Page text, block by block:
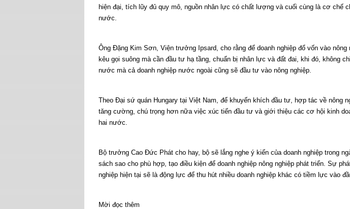
hiện đại, tích lũy đủ quy mô, nguồn nhân lực có chất lượng và cuối cùng là cơ chế
nước.
Ông Đặng Kim Sơn, Viện trưởng Ipsard, cho rằng để doanh nghiệp đổ vốn vào nông
kêu gọi suông mà cần đầu tư hạ tầng, chuẩn bị nhân lực và đất đai, khi đó, không
nước mà cả doanh nghiệp nước ngoài cũng sẽ đầu tư vào nông nghiệp.
Theo Đại sứ quán Hungary tại Việt Nam, để khuyến khích đầu tư, hợp tác về nông
tăng cường, chú trọng hơn nữa việc xúc tiến đầu tư và giới thiệu các cơ hội kinh
hai nước.
Bộ trưởng Cao Đức Phát cho hay, bộ sẽ lắng nghe ý kiến của doanh nghiệp trong
sách sao cho phù hợp, tạo điều kiện để doanh nghiệp nông nghiệp phát triển. Sự
nghiệp hiện tại sẽ là động lực để thu hút nhiều doanh nghiệp khác có tiềm lực vào
Mời đọc thêm